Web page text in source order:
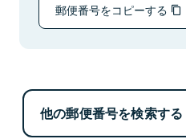
郵便番号をコピーする
他の郵便番号を検索する